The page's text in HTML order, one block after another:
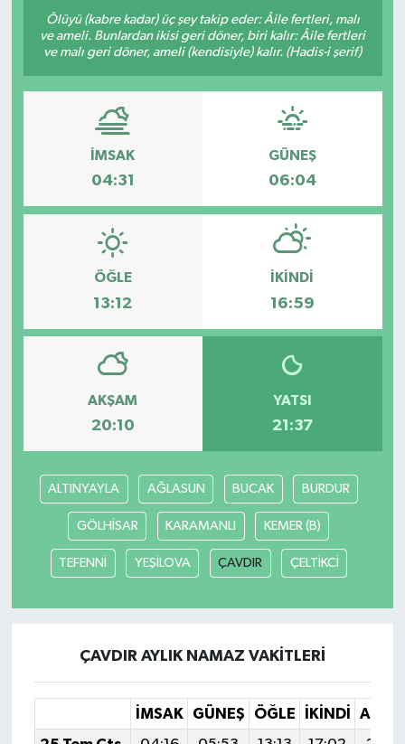
Ölüyü (kabre kadar) üç şey takip eder: Âile fertleri, malı
ve ameli. Bunlardan ikisi geri döner, biri kalır: Âile fertleri
ve malı geri döner, ameli (kendisiyle) kalır. (Hadis-i şerif)
İMSAK
04:31
GÜNEŞ
06:04
ÖĞLE
13:12
İKINDI
16:59
AKŞAM
20:10
YATSI
21:37
ALTINYAYLA AĞLASUN BUCAK BURDUR
GÖLHİSAR KARAMANLI KEMER (B)
TEFENNİ YEŞİLOVA ÇAVDIR ÇELTİKCİ
ÇAVDIR AYLIK NAMAZ VAKITLERI
İMSAK GÜNEŞ ÖĞLE İKINDI